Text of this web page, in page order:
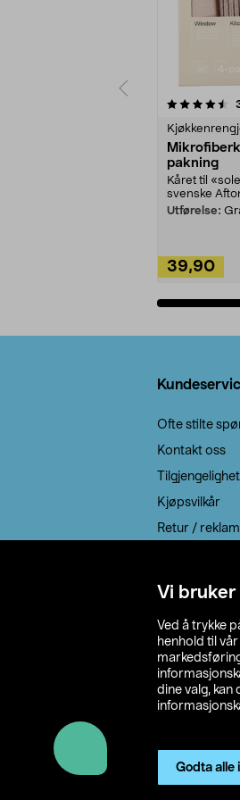
Vi bruker
Ved å trykke
henhold til vår
dine valg, kan
Godta alle
pakning
Kåret til
svenske
Utførelse:
39,90
Ofte stilte
Kontakt oss
Tilgjengelighet
Kjøpsvilkår
Retur /